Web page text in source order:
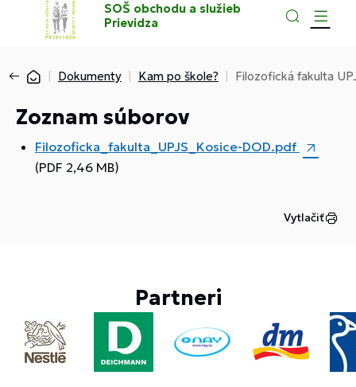
SOŠ obchodu a služieb
Prievidza
Dokumenty Kam po škole? Filozofická fakulta
Zoznam súborov
Filozoficka_fakulta_UPJS_Kosice-DOD.pdf
(PDF 2,46 MB)
Vytlačiť
Partneri